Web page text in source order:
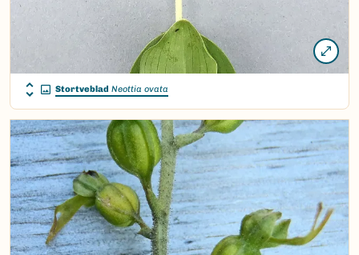
Stortveblad Neottia ovata